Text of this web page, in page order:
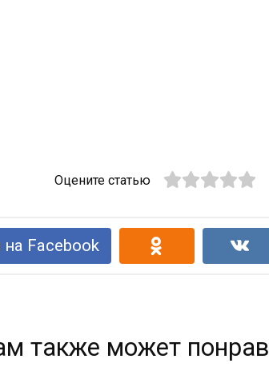
Оцените статью
Facebook
также может